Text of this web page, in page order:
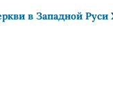
в Западной